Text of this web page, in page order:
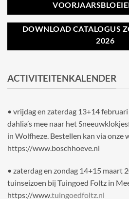
DOWNLOAD CATALOGUS
2026
ACTIVITEITENKALENDER
• vrijdag en zaterdag 13+14
dahlia’s mee naar het
in Wolfheze. Bestellen kan via onze
https://www.boschhoeve.nl
• zaterdag en zondag 14+15 maart
tuinseizoen bij Tuingoed Foltz in
https://www.tuingoedfoltz.nl